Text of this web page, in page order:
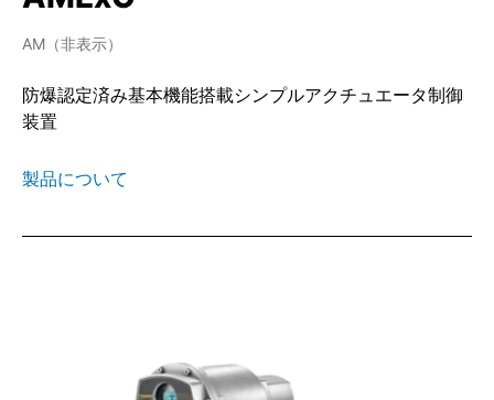
AM（非表示）
防爆認定済み基本機能搭載シンプルアクチュエータ制御
装置
製品について